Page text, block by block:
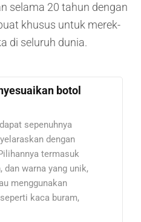
selama 20 tahun dengan
khusus untuk merek-
di seluruh dunia.
botol
sepenuhnya
dengan
termasuk
dan warna yang unik,
menggunakan
kaca buram,